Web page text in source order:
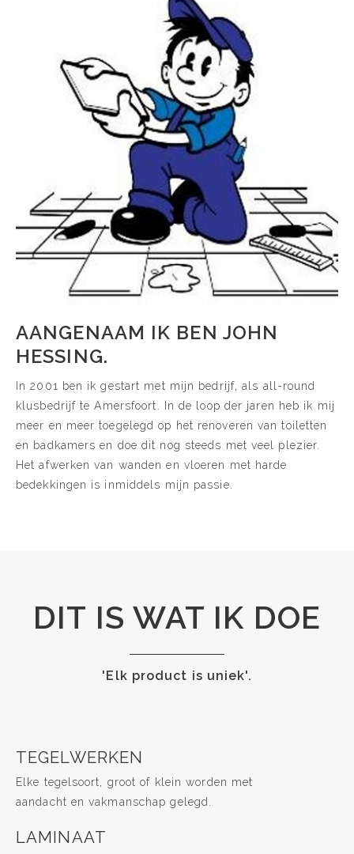
AANGENAAM IK BEN JOHN
HESSING.
In 2001 ben ik gestart met mijn bedrijf, als all-round
klusbedrijf te Amersfoort. In de loop der jaren heb ik mij
meer en meer toegelegd op het renoveren van toiletten
en badkamers en doe dit nog steeds met veel plezier.
Het afwerken van wanden en vloeren met harde
bedekkingen is inmiddels mijn passie.
DIT IS WAT IK DOE
'Elk product is uniek'.
TEGELWERKEN
Elke tegelsoort, groot of klein worden met
aandacht en vakmanschap gelegd.
LAMINAAT